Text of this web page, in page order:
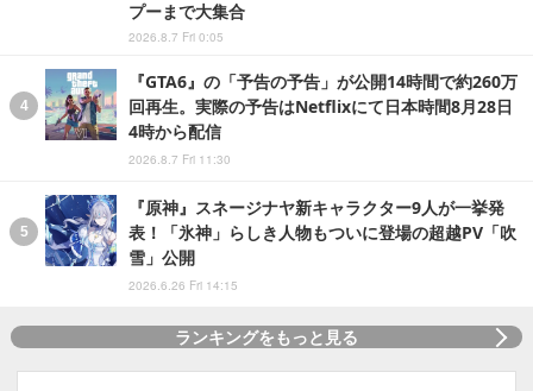
プーまで大集合
2026.8.7 Fri 0:05
『GTA6』の「予告の予告」が公開14時間で約260万
回再生。実際の予告はNetflixにて日本時間8月28日
4時から配信
2026.8.7 Fri 11:30
『原神』スネージナヤ新キャラクター9人が一挙発
表！「氷神」らしき人物もついに登場の超越PV「吹
雪」公開
2026.6.26 Fri 14:15
ランキングをもっと見る